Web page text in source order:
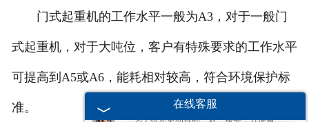
门式起重机的工作水平一般为A3，对于一般门
式起重机，对于大吨位，客户有特殊要求的工作水平
可提高到A5或A6，能耗相对较高，符合环境保护标
准。 在线客服
欢迎您的咨询，期待为您服务!
您好呀～很高兴为您服务！😊 有什么问
题都可以跟我说哦。
为了给您更细致的一对一服务，方便留一